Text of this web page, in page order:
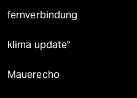
fernverbindung
klima update°
Mauerecho